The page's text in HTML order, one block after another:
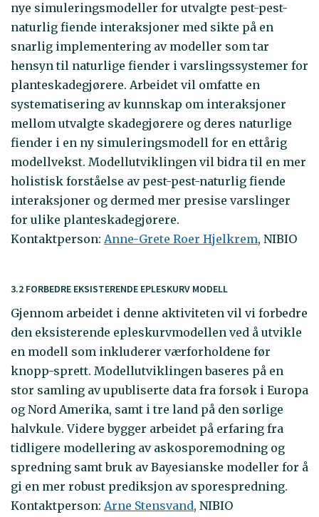
nye simuleringsmodeller for utvalgte pest-pest-
naturlig fiende interaksjoner med sikte på en
snarlig implementering av modeller som tar
hensyn til naturlige fiender i varslingssystemer for
planteskadegjørere. Arbeidet vil omfatte en
systematisering av kunnskap om interaksjoner
mellom utvalgte skadegjørere og deres naturlige
fiender i en ny simuleringsmodell for en ettårig
modellvekst. Modellutviklingen vil bidra til en mer
holistisk forståelse av pest-pest-naturlig fiende
interaksjoner og dermed mer presise varslinger
for ulike planteskadegjørere.
Kontaktperson: Anne-Grete Roer Hjelkrem, NIBIO
3.2 FORBEDRE EKSISTERENDE EPLESKURV MODELL
Gjennom arbeidet i denne aktiviteten vil vi forbedre
den eksisterende epleskurvmodellen ved å utvikle
en modell som inkluderer værforholdene før
knopp-sprett. Modellutviklingen baseres på en
stor samling av upubliserte data fra forsøk i Europa
og Nord Amerika, samt i tre land på den sørlige
halvkule. Videre bygger arbeidet på erfaring fra
tidligere modellering av askosporemodning og
spredning samt bruk av Bayesianske modeller for å
gi en mer robust prediksjon av sporespredning.
Kontaktperson: Arne Stensvand, NIBIO